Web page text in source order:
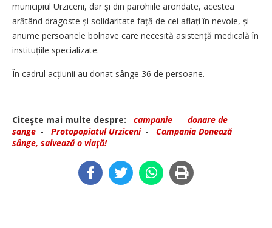
municipiul Urziceni, dar și din parohiile arondate, acestea
arătând dragoste și solidaritate față de cei aflați în nevoie, și
anume persoanele bolnave care necesită asistență medicală în
instituțiile specializate.
În cadrul acțiunii au donat sânge 36 de persoane.
Citeşte mai multe despre: campanie - donare de
sange - Protopopiatul Urziceni- Campania Donează
sânge, salvează o viaţă!